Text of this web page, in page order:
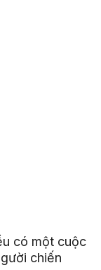
có một cuộc
chiến